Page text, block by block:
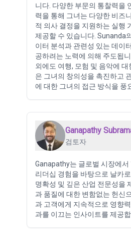
니다. 다양한 부문의 통찰력을
력을 통해 그녀는 다양한 비즈
적 의사 결정을 지원하는 실행
제공할 수 있습니다. Sunanda
이터 분석과 관련성 있는 데이
공하려는 노력에 의해 주도됩
외에도 여행, 모험 및 음악에
은 그녀의 창의성을 촉진하고
에 대한 그녀의 접근 방식을 풍
Ganapathy
검토자
Ganapathy는 글로벌 시장에서
리더십 경험을 바탕으로 날카
명확성 및 깊은 산업 전문성을
과 품질에 대한 변함없는 헌신
과 고객에게 지속적으로 영향
과를 이끄는 인사이트를 제공